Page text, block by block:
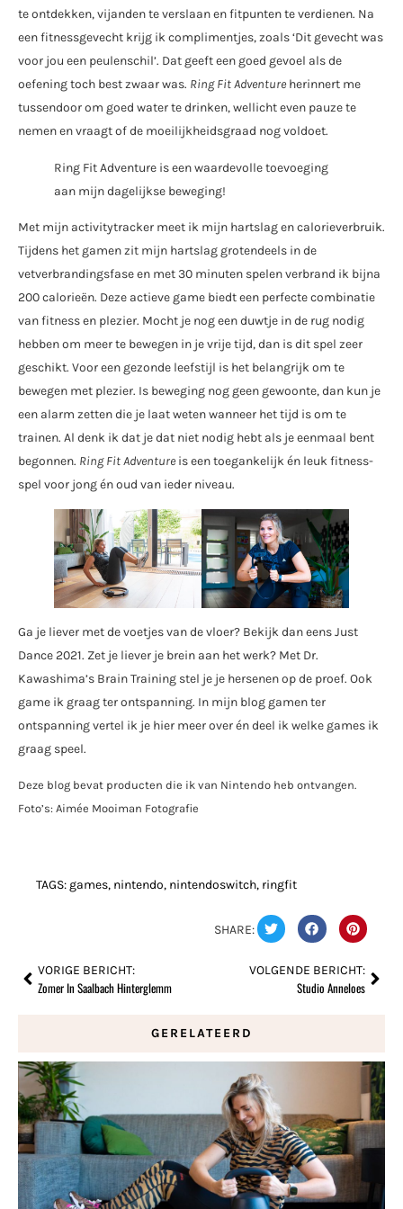
te ontdekken, vijanden te verslaan en fitpunten te verdienen. Na
een fitnessgevecht krijg ik complimentjes, zoals ‘Dit gevecht was
voor jou een peulenschil’. Dat geeft een goed gevoel als de
oefening toch best zwaar was. Ring Fit Adventureherinnert me
tussendoor om goed water te drinken, wellicht even pauze te
nemen en vraagt of de moeilijkheidsgraad nog voldoet.
Ring Fit Adventure is een waardevolle toevoeging
aan mijn dagelijkse beweging!
Met mijn activitytracker meet ik mijn hartslag en calorieverbruik.
Tijdens het gamen zit mijn hartslag grotendeels in de
vetverbrandingsfase en met 30 minuten spelen verbrand ik bijna
200 calorieën. Deze actieve game biedt een perfecte combinatie
van fitness en plezier. Mocht je nog een duwtje in de rug nodig
hebben om meer te bewegen in je vrije tijd, dan is dit spel zeer
geschikt. Voor een gezonde leefstijl is het belangrijk om te
bewegen met plezier. Is beweging nog geen gewoonte, dan kun je
een alarm zetten die je laat weten wanneer het tijd is om te
trainen. Al denk ik dat je dat niet nodig hebt als je eenmaal bent
begonnen. Ring Fit Adventureis een toegankelijk én leuk fitness-
spel voor jong én oud van ieder niveau.
Ga je liever met de voetjes van de vloer? Bekijk dan eens Just
Dance 2021. Zet je liever je brein aan het werk? Met Dr.
Kawashima’s Brain Training stel je je hersenen op de proef. Ook
game ik graag ter ontspanning. In mijn blog gamen ter
ontspanning vertel ik je hier meer over én deel ik welke games ik
graag speel.
Deze blog bevat producten die ik van Nintendo heb ontvangen.
Foto’s: Aimée Mooiman Fotografie
TAGS: games, nintendo, nintendoswitch, ringfit
SHARE:
VORIGE BERICHT:
Zomer In Saalbach Hinterglemm
VOLGENDE BERICHT:
Studio Anneloes
GERELATEERD